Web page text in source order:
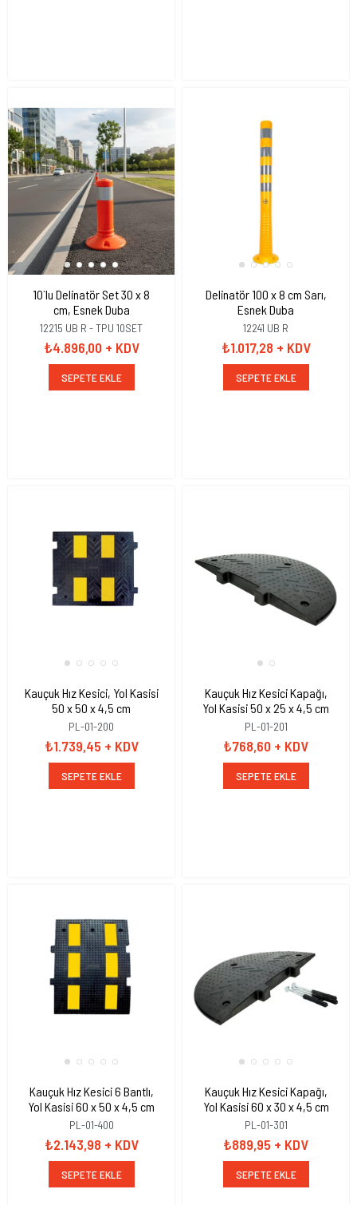
10`lu Delinatör Set 30 x 8
cm, Esnek Duba
12215 UB R - TPU 10SET
₺4.896,00 + KDV
SEPETE EKLE
Delinatör 100 x 8 cm Sarı,
Esnek Duba
12241 UB R
₺1.017,28 + KDV
SEPETE EKLE
Kauçuk Hız Kesici, Yol Kasisi
50 x 50 x 4,5 cm
PL-01-200
₺1.739,45 + KDV
SEPETE EKLE
Kauçuk Hız Kesici Kapağı,
Yol Kasisi 50 x 25 x 4,5 cm
PL-01-201
₺768,60 + KDV
SEPETE EKLE
Kauçuk Hız Kesici 6 Bantlı,
Yol Kasisi 60 x 50 x 4,5 cm
PL-01-400
₺2.143,98 + KDV
SEPETE EKLE
Kauçuk Hız Kesici Kapağı,
Yol Kasisi 60 x 30 x 4,5 cm
PL-01-301
₺889,95 + KDV
SEPETE EKLE